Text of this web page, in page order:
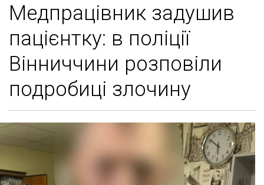
Медпрацівник задушив
пацієнтку: в поліції
Вінниччини розповіли
подробиці злочину